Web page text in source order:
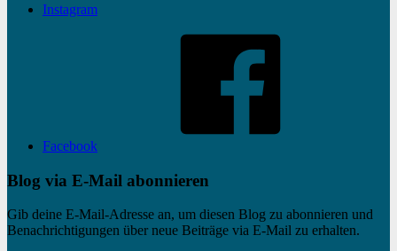
Instagram
Facebook
Blog via E-Mail abonnieren
Gib deine E-Mail-Adresse an, um diesen Blog zu abonnieren und
Benachrichtigungen über neue Beiträge via E-Mail zu erhalten.